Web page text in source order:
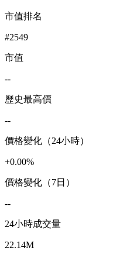
市值排名
#2549
市值
--
歷史最高價
--
價格變化（24小時）
+0.00%
價格變化（7日）
--
24小時成交量
22.14M